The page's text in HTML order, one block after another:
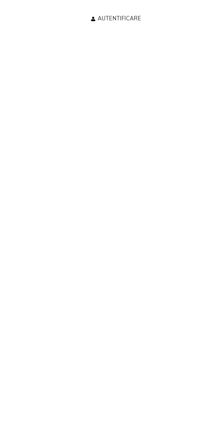
AUTENTIFICARE